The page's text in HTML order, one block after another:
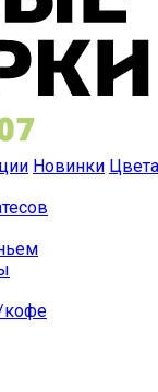
Новинки Цвета
кофе